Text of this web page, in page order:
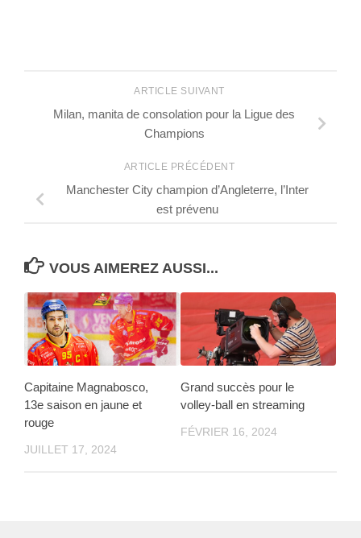
ARTICLE SUIVANT
Milan, manita de consolation pour la Ligue des
Champions
ARTICLE PRÉCÉDENT
Manchester City champion d’Angleterre, l’Inter
est prévenu
VOUS AIMEREZ AUSSI...
Capitaine Magnabosco,
13e saison en jaune et
rouge
JUILLET 17, 2024
Grand succès pour le
volley-ball en streaming
FÉVRIER 16, 2024